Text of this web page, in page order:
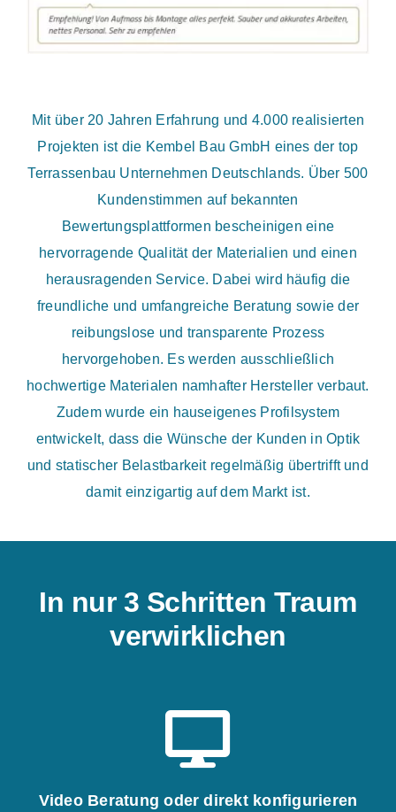
Mit über 20 Jahren Erfahrung und 4.000 realisierten
Projekten ist die Kembel Bau GmbH eines der top
Terrassenbau Unternehmen Deutschlands. Über 500
Kundenstimmen auf bekannten
Bewertungsplattformen bescheinigen eine
hervorragende Qualität der Materialien und einen
herausragenden Service. Dabei wird häufig die
freundliche und umfangreiche Beratung sowie der
reibungslose und transparente Prozess
hervorgehoben. Es werden ausschließlich
hochwertige Materialen namhafter Hersteller verbaut.
Zudem wurde ein hauseigenes Profilsystem
entwickelt, dass die Wünsche der Kunden in Optik
und statischer Belastbarkeit regelmäßig übertrifft und
damit einzigartig auf dem Markt ist.
In nur 3 Schritten Traum
verwirklichen
Video Beratung oder direkt konfigurieren